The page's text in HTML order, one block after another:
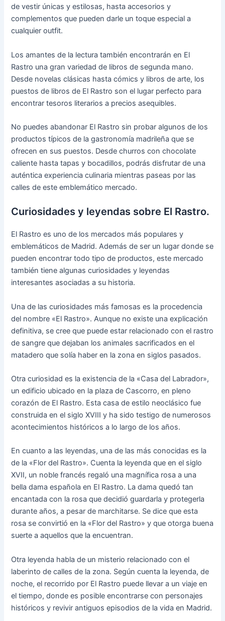
de vestir únicas y estilosas, hasta accesorios y
complementos que pueden darle un toque especial a
cualquier outfit.
Los amantes de la lectura también encontrarán en El
Rastro una gran variedad de libros de segunda mano.
Desde novelas clásicas hasta cómics y libros de arte, los
puestos de libros de El Rastro son el lugar perfecto para
encontrar tesoros literarios a precios asequibles.
No puedes abandonar El Rastro sin probar algunos de los
productos típicos de la gastronomía madrileña que se
ofrecen en sus puestos. Desde churros con chocolate
caliente hasta tapas y bocadillos, podrás disfrutar de una
auténtica experiencia culinaria mientras paseas por las
calles de este emblemático mercado.
Curiosidades y leyendas sobre El Rastro.
El Rastro es uno de los mercados más populares y
emblemáticos de Madrid. Además de ser un lugar donde se
pueden encontrar todo tipo de productos, este mercado
también tiene algunas curiosidades y leyendas
interesantes asociadas a su historia.
Una de las curiosidades más famosas es la procedencia
del nombre «El Rastro». Aunque no existe una explicación
definitiva, se cree que puede estar relacionado con el rastro
de sangre que dejaban los animales sacrificados en el
matadero que solía haber en la zona en siglos pasados.
Otra curiosidad es la existencia de la «Casa del Labrador»,
un edificio ubicado en la plaza de Cascorro, en pleno
corazón de El Rastro. Esta casa de estilo neoclásico fue
construida en el siglo XVIII y ha sido testigo de numerosos
acontecimientos históricos a lo largo de los años.
En cuanto a las leyendas, una de las más conocidas es la
de la «Flor del Rastro». Cuenta la leyenda que en el siglo
XVII, un noble francés regaló una magnífica rosa a una
bella dama española en El Rastro. La dama quedó tan
encantada con la rosa que decidió guardarla y protegerla
durante años, a pesar de marchitarse. Se dice que esta
rosa se convirtió en la «Flor del Rastro» y que otorga buena
suerte a aquellos que la encuentran.
Otra leyenda habla de un misterio relacionado con el
laberinto de calles de la zona. Según cuenta la leyenda, de
noche, el recorrido por El Rastro puede llevar a un viaje en
el tiempo, donde es posible encontrarse con personajes
históricos y revivir antiguos episodios de la vida en Madrid.